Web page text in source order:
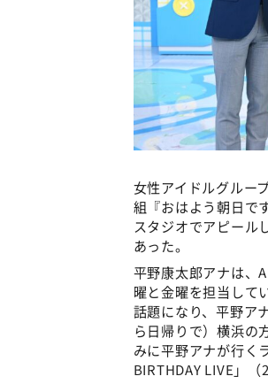
女性アイドルグルー
組『おはよう朝日で
スタジオでアピール
あった。
平野康太郎アナは、
曜と金曜を担当して
話題になり、平野ア
ら日帰りで）横浜の
みに平野アナが行く
BIRTHDAY LIVE」